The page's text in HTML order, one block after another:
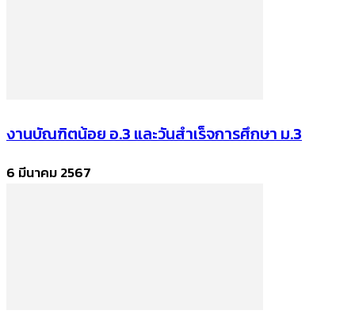
งานบัณฑิตน้อย อ.3 และวันสำเร็จการศึกษา ม.3
6 มีนาคม 2567